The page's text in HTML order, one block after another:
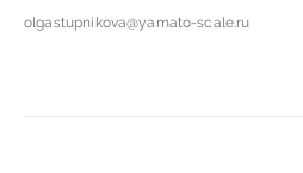
olgastupnikova@yamato-scale.ru